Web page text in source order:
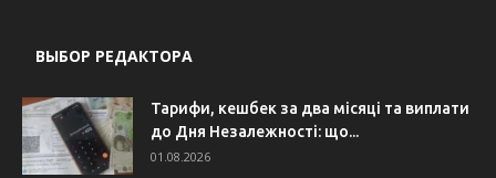
ВЫБОР РЕДАКТОРА
Тарифи, кешбек за два місяці та виплати
до Дня Незалежності: що...
01.08.2026